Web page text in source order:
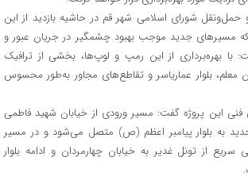
شورای اسلامی شهر قم در حاشیه بازدید از این
مسیرهای جدید موجب بهبود چشمگیر در جریان عبور و
با بهره‌برداری از این رمپ و لوپ‌ها، بخشی از ترافیک
معلم، بلوار عماریاسر و تقاطع‌های مجاور به‌طور محسوس
فنی این پروژه گفت: مسیر ورودی از خیابان شهید فاطمی
به بلوار پیامبر اعظم (ص) متصل می‌شود و در مسیر
از تونل غدیر به خیابان چهارمردان و ادامه بلوار